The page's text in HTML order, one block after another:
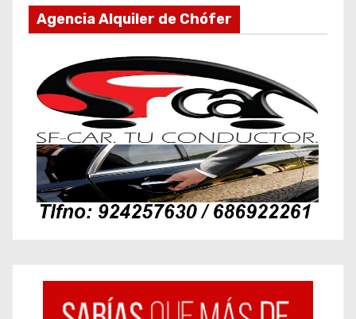
Agencia Alquiler de Chófer